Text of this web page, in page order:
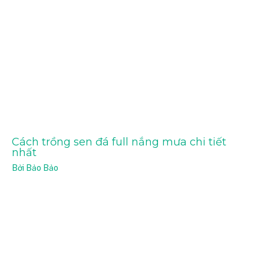
Cách trồng sen đá full nắng mưa chi tiết
nhất
Bởi Bảo Bảo